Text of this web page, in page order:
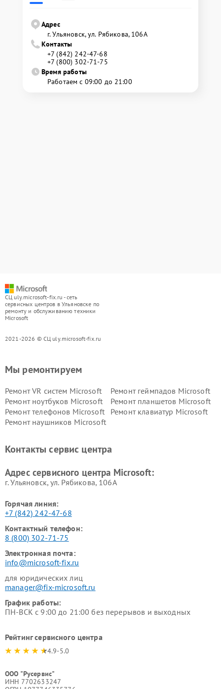
Адрес
г. Ульяновск, ул. Рябикова, 106А
Контакты
+7 (842) 242-47-68
+7 (800) 302-71-75
Время работы
Работаем с 09:00 до 21:00
СЦ uly.microsoft-fix.ru - сеть
сервисных центров в Ульяновске по
ремонту и обслуживанию техники
Microsoft
2021-2026 © СЦ uly.microsoft-fix.ru
Мы ремонтируем
Ремонт VR систем Microsoft
Ремонт геймпадов Microsoft
Ремонт ноутбуков Microsoft
Ремонт планшетов Microsoft
Ремонт телефонов Microsoft
Ремонт клавиатур Microsoft
Ремонт наушников Microsoft
Контакты сервис центра
Адрес сервисного центра Microsoft:
г. Ульяновск, ул. Рябикова, 106А
Горячая линия:
+7 (842) 242-47-68
Контактный телефон:
8 (800) 302-71-75
Электронная почта:
info@microsoft-fix.ru
для юридических лиц
manager@fix-microsoft.ru
График работы:
ПН-ВСК с 9:00 до 21:00 без перерывов и выходных
Рейтинг сервисного центра
4.9-5.0
ООО "Русервис"
ИНН 7702633247